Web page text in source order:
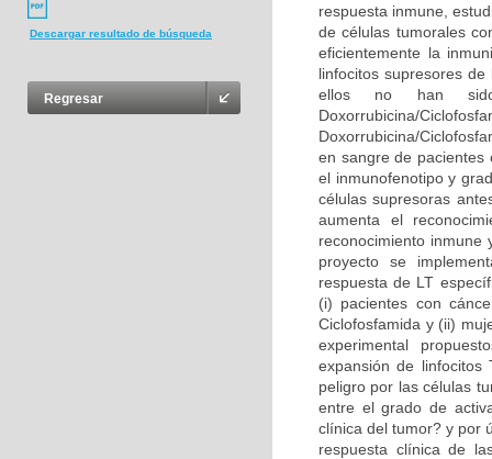
Descargar resultado de búsqueda
Regresar
respuesta inmune,
de células tumorales
eficientemente la
linfocitos supresores
ellos no han
Doxorrubicina/
Doxorrubicina/
en sangre de pacientes
el inmunofenotipo y
células supresoras
aumenta el
reconocimiento
proyecto se
respuesta de LT
(i) pacientes con
Ciclofosfamida y (ii)
experimental
expansión de
peligro por las células
entre el grado de
clínica del tumor? y por
respuesta clínica de